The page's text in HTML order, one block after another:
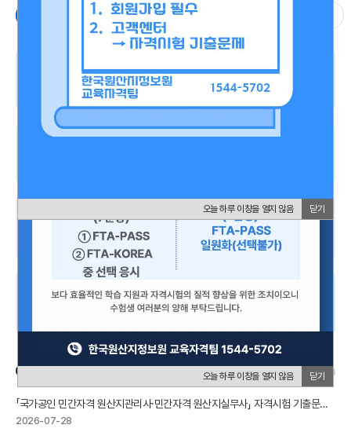
컨설턴트
사업소개
YES FTA 주요 사업 개요 소개
화상과정
비대면 화상으로 간편한 강의
온라인과정
쉽고 빠르게 온라인강의 신청하기
공지사항
「국가공인 민간자격 원산지관리사·민간자격 원산지실무사」 자격시험 기출문제 공공누리 적용 및 공개 안내
2026-07-28
오늘 하루 이창을 열지 않음 닫기
오늘 하루 이창을 열지 않음 닫기